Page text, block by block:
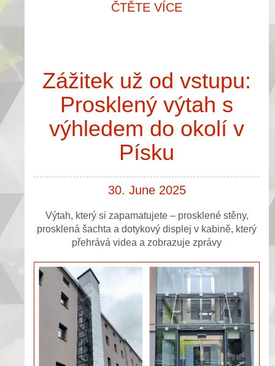
ČTĚTE VÍCE
Zážitek už od vstupu:
Prosklený výtah s
výhledem do okolí v
Písku
30. June 2025
Výtah, který si zapamatujete – prosklené stěny,
prosklená šachta a dotykový displej v kabině, který
přehrává videa a zobrazuje zprávy